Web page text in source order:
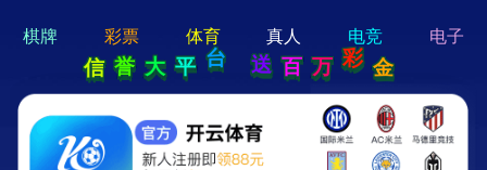
hi 💗